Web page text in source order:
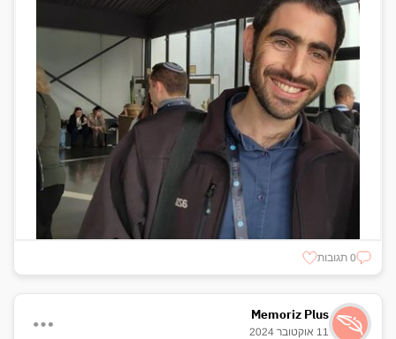
0 תגובות
Memoriz Plus
11 אוקטובר 2024